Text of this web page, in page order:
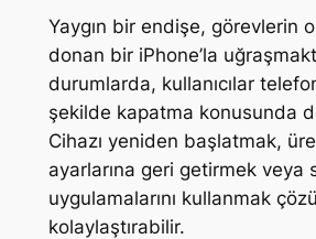
Yaygın bir endişe, görevlerin
donan bir iPhone’la
durumlarda, kullanıcılar
şekilde kapatma konusunda
Cihazı yeniden başlatmak,
ayarlarına geri getirmek veya
uygulamalarını kullanmak
kolaylaştırabilir.